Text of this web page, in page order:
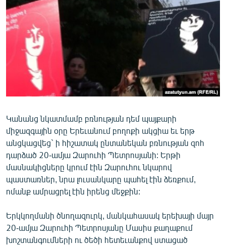
ՏԱՐԱԾԱՇՐՋԱՆ
ՄԻՋԱԶԳԱՅԻՆ
ՄՇԱԿՈՒՅԹ
ՍՊՈՐՏ
ՄԵԿՆԱԲԱՆՈՒԹՅՈՒՆ
ՏՏ ԵՒ ԻՆՏԵՐՆԵՏ
ԿՈՐՈՆԱՎԻՐՈՒՍ
ԱՐԽԻՎ
ՏԵՍԱՆՅՈՒԹԵՐ
ԲԱՆԱՎԵՃ
ՁԳՏԵԼՈՎ ԼԱՎԱԳՈՒՅՆԻՆ
Հայերեն
Կանանց նկատմամբ բռնության դեմ պայքարի
միջազգային օրը Երեւանում բողոքի ակցիա եւ երթ
անցկացվեց` ի հիշատակ ընտանեկան բռնության զոհ
դարձած 20-ամյա Զարուհի Պետրոսյանի: Երթի
մասնակիցները կրում էին Զարուհու նկարով
պաստառներ, նրա լուսանկարը պահել էին ձեռքում,
ոմանք ամրացրել էին իրենց մեջքին:
Երկկողմանի ծնողազուրկ, մանկահասակ երեխայի մայր
20-ամյա Զարուհի Պետրոսյանը Մասիս քաղաքում
խոշտանգումների ու ծեծի հետեւանքով ստացած